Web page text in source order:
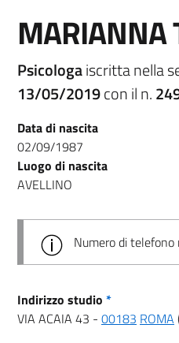
MARIANNA
Psicologaiscritta nella
13/05/2019con il n.
Data di nascita
02/09/1987
Luogo di nascita
AVELLINO
Numero di telefono
Indirizzo studio *
VIA ACAIA 43 - 00183 ROMA